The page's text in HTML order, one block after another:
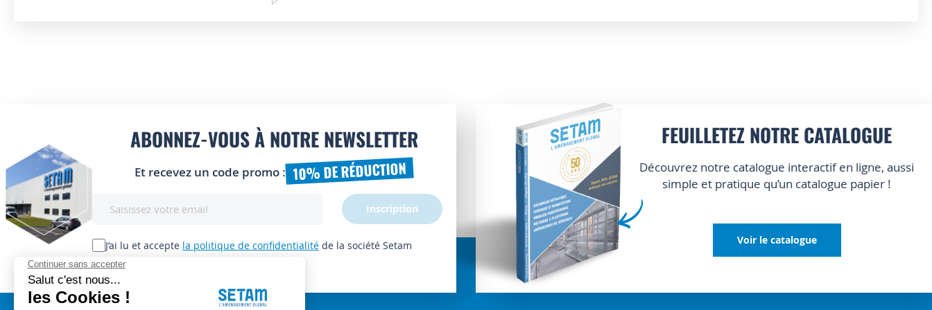
ABONNEZ-VOUS À NOTRE NEWSLETTER
Et recevez un code promo : 10% DE RÉDUCTION
lettre
d’information
:
J’ai lu et accepte la politique de confidentialité de la société Setam
Inscription
FEUILLETEZ NOTRE CATALOGUE
Découvrez notre catalogue interactif en ligne, aussi
simple et pratique qu’un catalogue papier !
Voir le catalogue